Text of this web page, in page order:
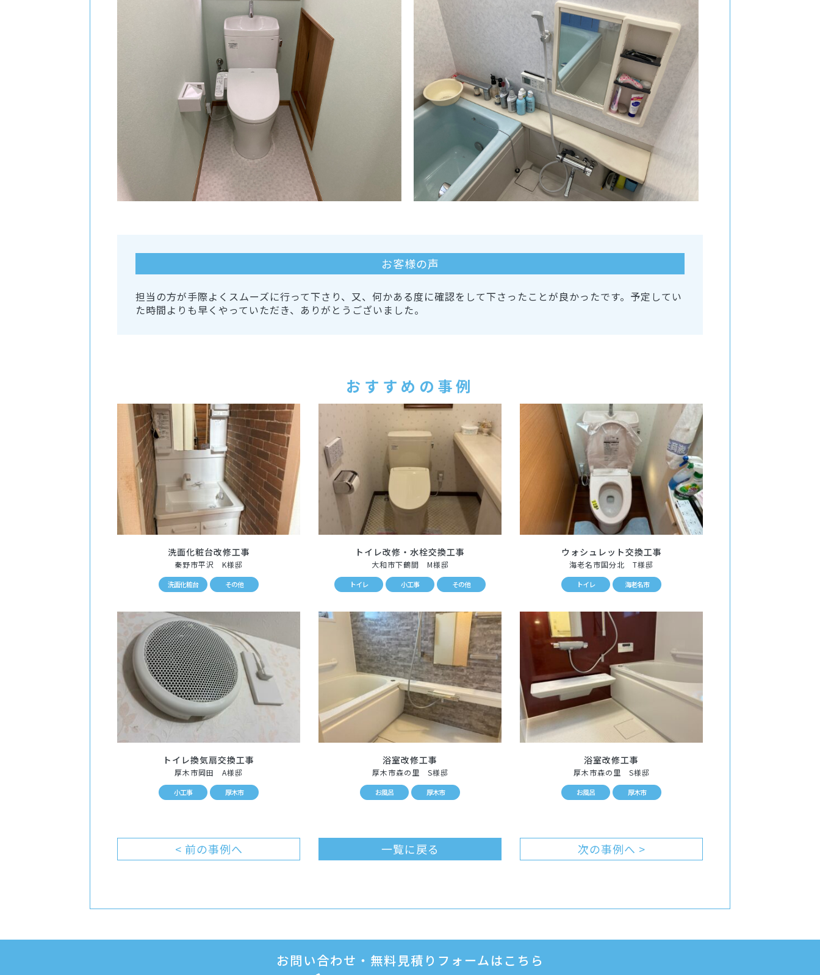
お客様の声
担当の方が手際よくスムーズに行って下さり、又、何かある度に確認をして下さったことが良かったです。予定してい
た時間よりも早くやっていただき、ありがとうございました。
おすすめの事例
洗面化粧台改修工事
秦野市平沢 K様邸
洗面化粧台 その他
トイレ改修・水栓交換工事
大和市下鶴間 M様邸
トイレ 小工事 その他
ウォシュレット交換工事
海老名市国分北 T様邸
トイレ 海老名市
トイレ換気扇交換工事
厚木市岡田 A様邸
小工事 厚木市
浴室改修工事
厚木市森の里 S様邸
お風呂 厚木市
浴室改修工事
厚木市森の里 S様邸
お風呂 厚木市
< 前の事例へ 一覧に戻る 次の事例へ >
お問い合わせ・無料見積りフォームはこちら